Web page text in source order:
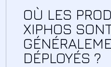
OÙ LES
XIPHOS
DÉPLOYÉS ?